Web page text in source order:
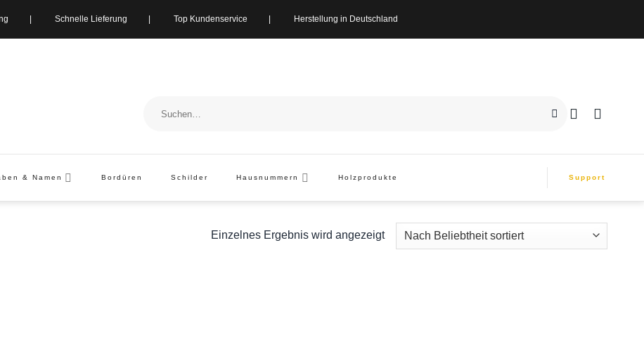
| Schnelle Lieferung | Top Kundenservice | Herstellung in Deutschland
nach:
& Namen Bordüren Schilder Hausnummern Holzprodukte Support
Einzelnes Ergebnis wird angezeigt